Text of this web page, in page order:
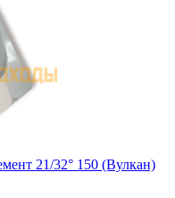
21/32° 150 (Вулкан)